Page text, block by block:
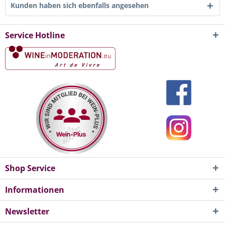
Kunden haben sich ebenfalls angesehen
Service Hotline
Shop Service
Informationen
Newsletter